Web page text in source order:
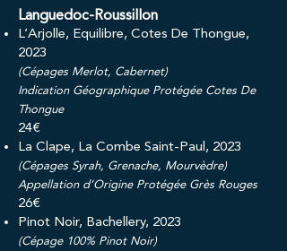
Languedoc-Roussillon
L’Arjolle, Equilibre, Cotes De Thongue,
2023
(Cépages Merlot, Cabernet)
Indication Géographique Protégée Cotes De
Thongue
24€
La Clape, La Combe Saint-Paul, 2023
(Cépages Syrah, Grenache, Mourvèdre)
Appellation d’Origine Protégée Grès Rouges
26€
Pinot Noir, Bachellery, 2023
(Cépage 100% Pinot Noir)